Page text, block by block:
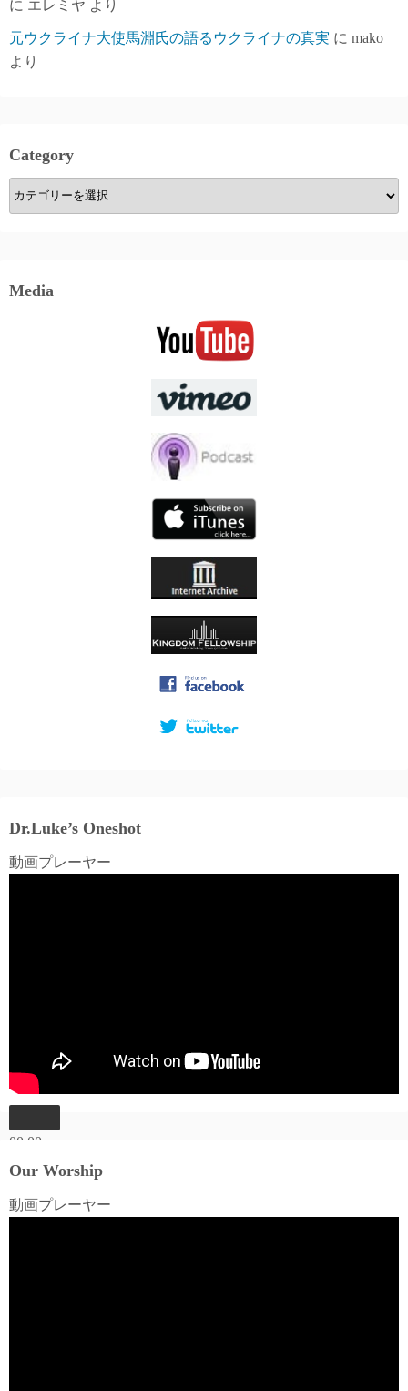
に エレミヤ より
元ウクライナ大使馬淵氏の語るウクライナの真実 に mako
より
Category
Category
Media
Dr.Luke’s Oneshot
動画プレーヤー
00:00
00:00
Our Worship
動画プレーヤー